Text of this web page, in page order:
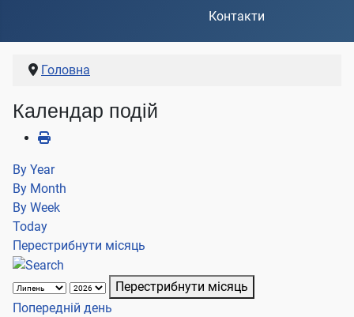
Контакти
Головна
Календар подій
By Year
By Month
By Week
Today
Перестрибнути місяць
Перестрибнути місяць
Попередній день